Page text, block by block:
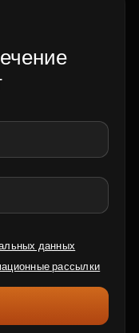
данных
рассылки